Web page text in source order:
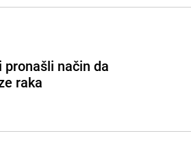
pronašli način da
raka